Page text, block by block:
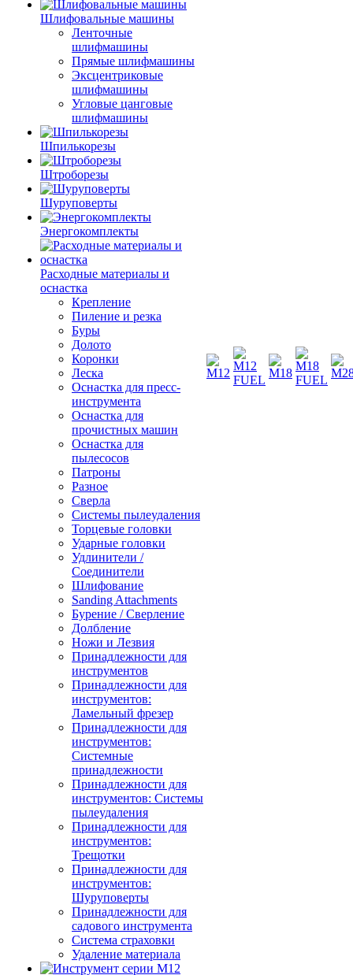
Шлифовальные машины
Ленточные
шлифмашины
Прямые шлифмашины
Эксцентриковые
шлифмашины
Угловые цанговые
шлифмашины
Шпилькорезы
Штроборезы
Шуруповерты
Энергокомплекты
Расходные материалы и
оснастка
Крепление
Пиление и резка
Буры
Долото
Коронки
Леска
Оснастка для пресс-
инструмента
Оснастка для
прочистных машин
Оснастка для
пылесосов
Патроны
Разное
Сверла
Системы пылеудаления
Торцевые головки
Ударные головки
Удлинители /
Соединители
Шлифование
Sanding Attachments
Бурение / Сверление
Долбление
Ножи и Лезвия
Принадлежности для
инструментов
Принадлежности для
инструментов:
Ламельный фрезер
Принадлежности для
инструментов:
Системные
принадлежности
Принадлежности для
инструментов: Системы
пылеудаления
Принадлежности для
инструментов:
Трещотки
Принадлежности для
инструментов:
Шуруповерты
Принадлежности для
садового инструмента
Система страховки
Удаление материала